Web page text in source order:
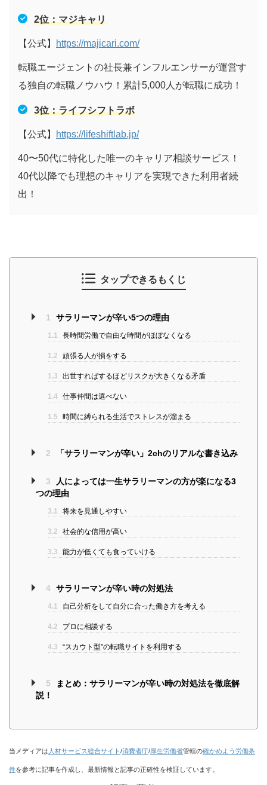
2位：マジキャリ
【公式】 https://majicari.com/
転職エージェントの社長兼インフルエンサーが運営す
る独自の転職ノウハウ！累計5,000人が転職に成功！
3位：ライフシフトラボ
【公式】 https://lifeshiftlab.jp/
40〜50代に特化した唯一のキャリア相談サービス！
40代以降でも理想のキャリアを実現できた利用者続
出！
タップできるもくじ
1 サラリーマンが辛い5つの理由
1.1 長時間労働で自由な時間がほぼなくなる
1.2 頑張る人が損をする
1.3 出世すればするほどリスクが大きくなる矛盾
1.4 仕事仲間は選べない
1.5 時間に縛られる生活でストレスが溜まる
2 「サラリーマンが辛い」2chのリアルな書き込み
3
人によっては一生サラリーマンの方が楽になる3
つの理由
3.1 将来を見通しやすい
3.2 社会的な信用が高い
3.3 能力が低くても食っていける
4 サラリーマンが辛い時の対処法
4.1 自己分析をして自分に合った働き方を考える
4.2 プロに相談する
4.3 “スカウト型”の転職サイトを利用する
5
まとめ：サラリーマンが辛い時の対処法を徹底解
説！
当メディアは 人材サービス総合サイト /消費者庁/厚生労働省管轄の確かめよう労働条
件を参考に記事を作成し、最新情報と記事の正確性を検証しています。